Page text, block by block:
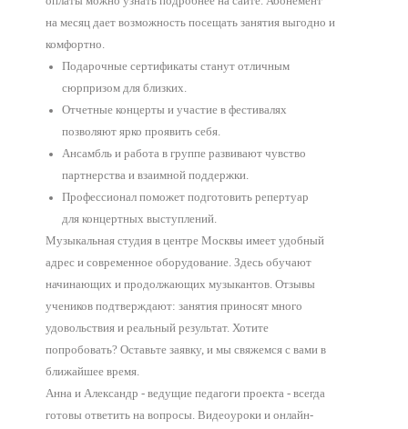
на месяц дает возможность посещать занятия выгодно и
комфортно.
Подарочные сертификаты станут отличным
сюрпризом для близких.
Отчетные концерты и участие в фестивалях
позволяют ярко проявить себя.
Ансамбль и работа в группе развивают чувство
партнерства и взаимной поддержки.
Профессионал поможет подготовить репертуар
для концертных выступлений.
Музыкальная студия в центре Москвы имеет удобный
адрес и современное оборудование. Здесь обучают
начинающих и продолжающих музыкантов. Отзывы
учеников подтверждают: занятия приносят много
удовольствия и реальный результат. Хотите
попробовать? Оставьте заявку, и мы свяжемся с вами в
ближайшее время.
Анна и Александр - ведущие педагоги проекта - всегда
готовы ответить на вопросы. Видеоуроки и онлайн-